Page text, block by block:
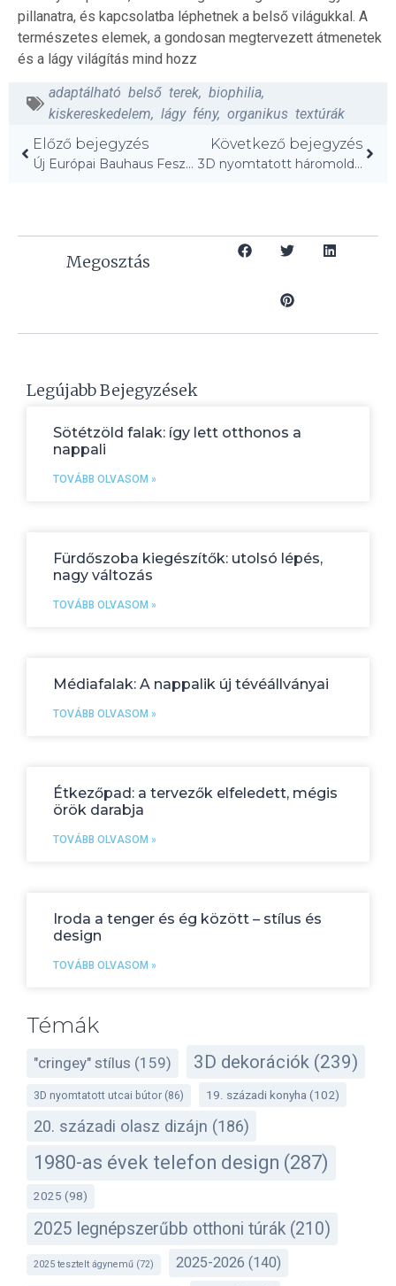
pillanatra, és kapcsolatba léphetnek a belső világukkal. A
természetes elemek, a gondosan megtervezett átmenetek
és a lágy világítás mind hozz
adaptálható belső terek, biophilia,
kiskereskedelem, lágy fény, organikus textúrák
Előző bejegyzés
Új Európai Bauhaus Fesztivál: Megfizethető lakhatás stratégiái!
Következő bejegyzés
3D nyomtatott háromoldalas cipzár: merev rudakká és ívekké alakul!
Megosztás
Legújabb Bejegyzések
Sötétzöld falak: így lett otthonos a
nappali
TOVÁBB OLVASOM »
Fürdőszoba kiegészítők: utolsó lépés,
nagy változás
TOVÁBB OLVASOM »
Médiafalak: A nappalik új tévéállványai
TOVÁBB OLVASOM »
Étkezőpad: a tervezők elfeledett, mégis
örök darabja
TOVÁBB OLVASOM »
Iroda a tenger és ég között – stílus és
design
TOVÁBB OLVASOM »
Témák
"cringey" stílus (159) 3D dekorációk (239)
3D nyomtatott utcai bútor (86) 19. századi konyha (102)
20. századi olasz dizájn (186)
1980-as évek telefon design (287)
2025 (98)
2025 legnépszerűbb otthoni túrák (210)
2025 tesztelt ágynemű (72) 2025-2026 (140)